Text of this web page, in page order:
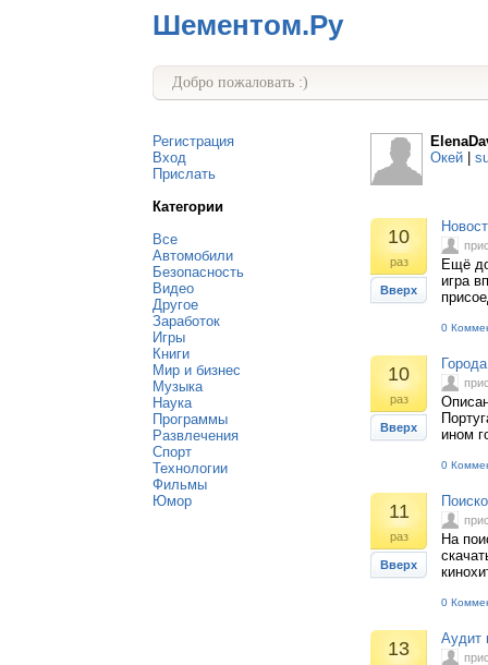
Шементом.Ру
Добро пожаловать :)
Регистрация
Вход
Прислать
Категории
Все
Автомобили
Безопасность
Видео
Другое
Заработок
Игры
Книги
Мир и бизнес
Музыка
Наука
Программы
Развлечения
Спорт
Технологии
Фильмы
Юмор
Окей
10
раз
Вверх
Ещё
игра
0
10
раз
Вверх
ином
0
11
раз
Вверх
На
0
13 Аудит